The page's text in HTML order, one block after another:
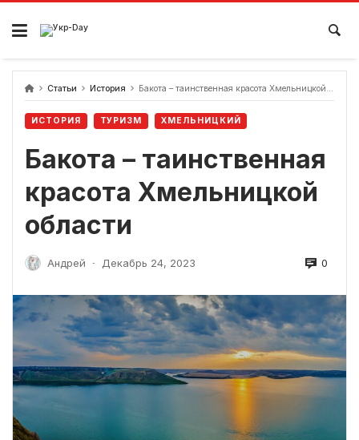
перейти
содержанию
Статьи История Бакота – таинственная красота Хмельницкой области
ИСТОРИЯ ТУРИЗМ ХМЕЛЬНИЦКИЙ
Бакота – таинственная
красота Хмельницкой
области
Андрей - Декабрь 24, 2023 0